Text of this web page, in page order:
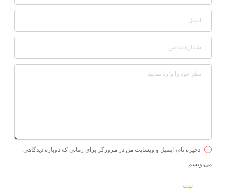
ذخیره نام، ایمیل و وبسایت من در مرورگر برای زمانی که دوباره دیدگاهی
می‌نویسم.